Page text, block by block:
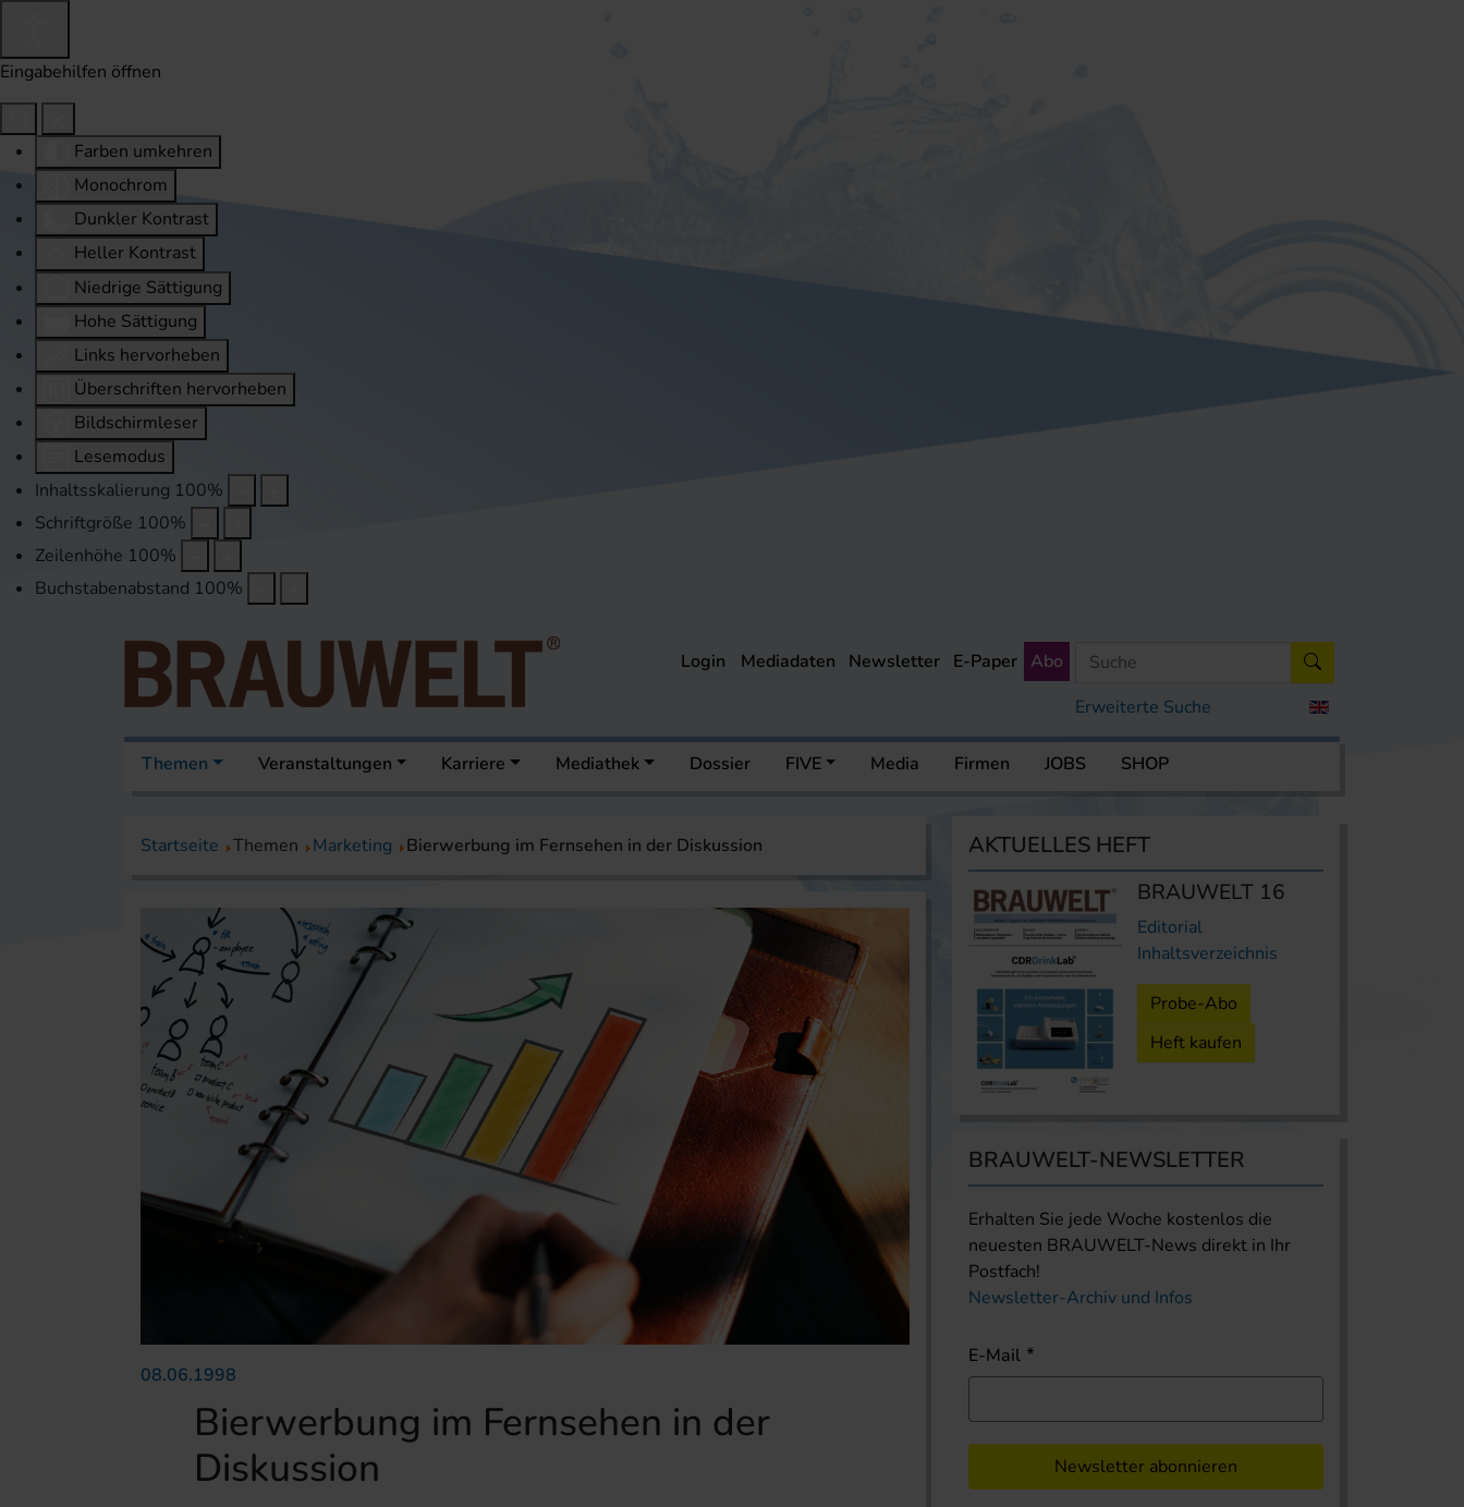
Eingabehilfen öffnen
Farben umkehren
Monochrom
Dunkler Kontrast
Heller Kontrast
Niedrige Sättigung
Hohe Sättigung
Links hervorheben
Überschriften hervorheben
Bildschirmleser
Lesemodus
Inhaltsskalierung 100%
Schriftgröße 100%
Zeilenhöhe 100%
Buchstabenabstand 100%
Erweiterte Suche
Login Mediadaten Newsletter E-Paper Abo
Themen Veranstaltungen Karriere Mediathek Dossier FIVE Media Firmen JOBS SHOP
Startseite Themen Marketing Bierwerbung im Fernsehen in der Diskussion
08.06.1998
Bierwerbung im Fernsehen in der
Diskussion
AKTUELLES HEFT
BRAUWELT 16
Editorial
Inhaltsverzeichnis
Probe-Abo
Heft kaufen
BRAUWELT-NEWSLETTER
Erhalten Sie jede Woche kostenlos die
neuesten BRAUWELT-News direkt in Ihr
Postfach!
Newsletter-Archiv und Infos
E-Mail
Newsletter abonnieren